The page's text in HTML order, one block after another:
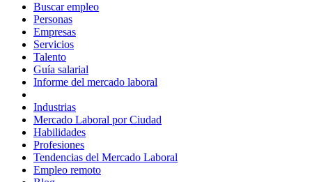
Buscar empleo
Personas
Empresas
Servicios
Talento
Guía salarial
Informe del mercado laboral
Industrias
Mercado Laboral por Ciudad
Habilidades
Profesiones
Tendencias del Mercado Laboral
Empleo remoto